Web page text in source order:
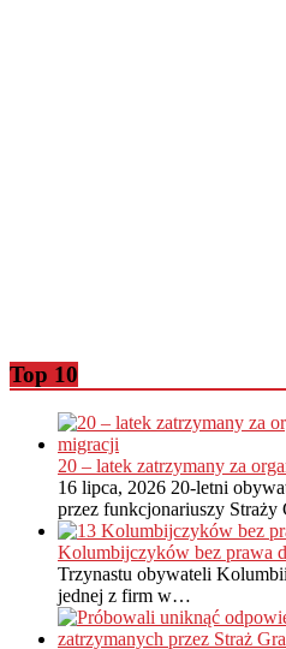
Top 10
20 – latek zatrzymany za
16 lipca, 2026 20-letni
przez funkcjonariuszy
Kolumbijczyków bez prawa
Trzynastu obywateli
jednej z firm w…